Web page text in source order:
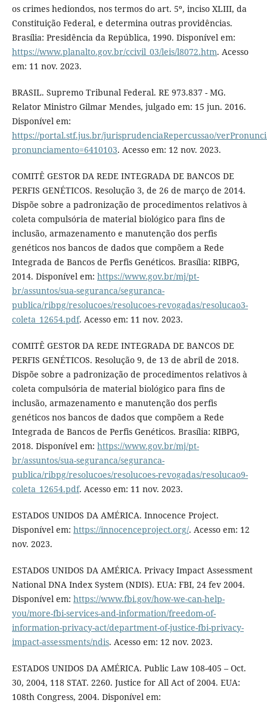
os crimes hediondos, nos termos do art. 5º, inciso XLIII, da
Constituição Federal, e determina outras providências.
Brasília: Presidência da República, 1990. Disponível em:
https://www.planalto.gov.br/ccivil_03/leis/l8072.htm. Acesso
em: 11 nov. 2023.
BRASIL. Supremo Tribunal Federal. RE 973.837 - MG.
Relator Ministro Gilmar Mendes, julgado em: 15 jun. 2016.
Disponível em:
https://portal.stf.jus.br/jurisprudenciaRepercussao/
pronunciamento=6410103. Acesso em: 12 nov. 2023.
COMITÊ GESTOR DA REDE INTEGRADA DE BANCOS DE
PERFIS GENÉTICOS. Resolução 3, de 26 de março de 2014.
Dispõe sobre a padronização de procedimentos relativos à
coleta compulsória de material biológico para fins de
inclusão, armazenamento e manutenção dos perfis
genéticos nos bancos de dados que compõem a Rede
Integrada de Bancos de Perfis Genéticos. Brasília: RIBPG,
2014. Disponível em: https://www.gov.br/mj/pt-
br/assuntos/sua-seguranca/seguranca-
publica/ribpg/resolucoes/resolucoes-revogadas/resolucao3-
coleta_12654.pdf. Acesso em: 11 nov. 2023.
COMITÊ GESTOR DA REDE INTEGRADA DE BANCOS DE
PERFIS GENÉTICOS. Resolução 9, de 13 de abril de 2018.
Dispõe sobre a padronização de procedimentos relativos à
coleta compulsória de material biológico para fins de
inclusão, armazenamento e manutenção dos perfis
genéticos nos bancos de dados que compõem a Rede
Integrada de Bancos de Perfis Genéticos. Brasília: RIBPG,
2018. Disponível em: https://www.gov.br/mj/pt-
br/assuntos/sua-seguranca/seguranca-
publica/ribpg/resolucoes/resolucoes-revogadas/resolucao9-
coleta_12654.pdf. Acesso em: 11 nov. 2023.
ESTADOS UNIDOS DA AMÉRICA. Innocence Project.
Disponível em: https://innocenceproject.org/. Acesso em: 12
nov. 2023.
ESTADOS UNIDOS DA AMÉRICA. Privacy Impact Assessment
National DNA Index System (NDIS). EUA: FBI, 24 fev 2004.
Disponível em: https://www.fbi.gov/how-we-can-help-
you/more-fbi-services-and-information/freedom-of-
information-privacy-act/department-of-justice-fbi-privacy-
impact-assessments/ndis. Acesso em: 12 nov. 2023.
ESTADOS UNIDOS DA AMÉRICA. Public Law 108-405 – Oct.
30, 2004, 118 STAT. 2260. Justice for All Act of 2004. EUA:
108th Congress, 2004. Disponível em: